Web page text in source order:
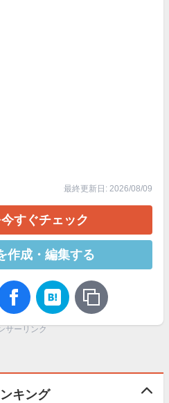
最終更新日: 2026/08/09
すぐチェック
作成・編集する
サーリンク
キング